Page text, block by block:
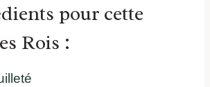
pour cette
Rois :